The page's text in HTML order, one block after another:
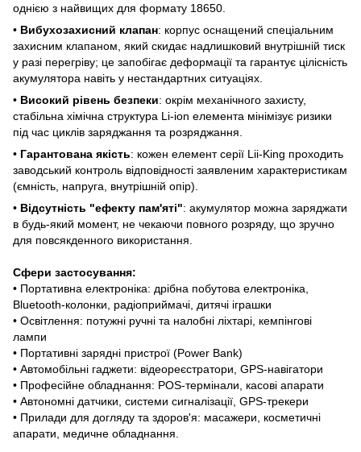
однією з найвищих для формату 18650.
• Вибухозахисний клапан: корпус оснащений спеціальним
захисним клапаном, який скидає надлишковий внутрішній тиск
у разі перегріву; це запобігає деформації та гарантує цілісність
акумулятора навіть у нестандартних ситуаціях.
• Високий рівень безпеки: окрім механічного захисту,
стабільна хімічна структура Li-ion елемента мінімізує ризики
під час циклів заряджання та розряджання.
• Гарантована якість: кожен елемент серії Lii-King проходить
заводський контроль відповідності заявленим характеристикам
(ємність, напруга, внутрішній опір).
• Відсутність "ефекту пам'яті": акумулятор можна заряджати
в будь-який момент, не чекаючи повного розряду, що зручно
для повсякденного використання.
Сфери застосування:
• Портативна електроніка: дрібна побутова електроніка,
Bluetooth-колонки, радіоприймачі, дитячі іграшки
• Освітлення: потужні ручні та налобні ліхтарі, кемпінгові
лампи
• Портативні зарядні пристрої (Power Bank)
• Автомобільні гаджети: відеореєстратори, GPS-навігатори
• Професійне обладнання: POS-термінали, касові апарати
• Автономні датчики, системи сигналізації, GPS-трекери
• Прилади для догляду та здоров'я: масажери, косметичні
апарати, медичне обладнання.